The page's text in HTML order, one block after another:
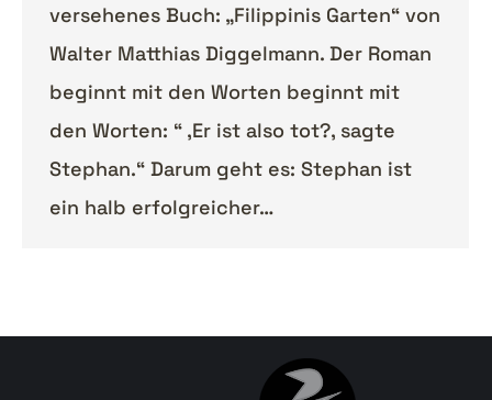
versehenes Buch: „Filippinis Garten“ von
Walter Matthias Diggelmann. Der Roman
beginnt mit den Worten beginnt mit
den Worten: “ ‚Er ist also tot?, sagte
Stephan.“ Darum geht es: Stephan ist
ein halb erfolgreicher…